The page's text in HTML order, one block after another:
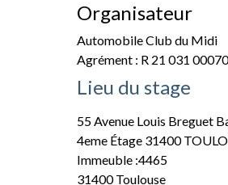
Organisateur
Automobile Club du Midi
Agrément : R 21 031 00070
Lieu du stage
55 Avenue Louis Breguet
4eme Étage 31400
Immeuble :4465
31400 Toulouse